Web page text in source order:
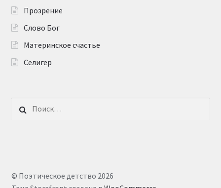
Прозрение
Слово Бог
Материнское счастье
Селигер
Найти:
© Поэтическое детство 2026